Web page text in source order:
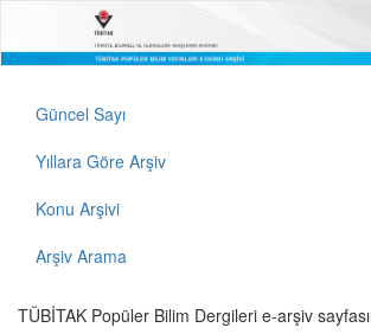
Güncel Sayı
Yıllara Göre Arşiv
Konu Arşivi
Arşiv Arama
TÜBİTAK Popüler Bilim Dergileri e-arşiv